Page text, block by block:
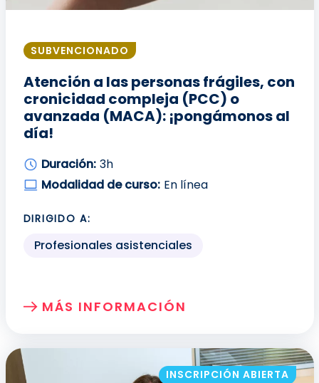
SUBVENCIONADO
Atención a las personas frágiles, con
cronicidad compleja (PCC) o
avanzada (MACA): ¡pongámonos al
día!
Duración: 3h
Modalidad de curso: En línea
DIRIGIDO A:
Profesionales asistenciales
MÁS INFORMACIÓN
SOBRE: ATENCIÓN A LAS PERSONAS
INSCRIPCIÓN ABIERTA